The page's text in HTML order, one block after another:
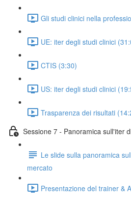
Gli studi clinici nella
UE: iter degli studi clinici
CTIS (3:30)
US: iter degli studi clinici
Trasparenza dei risultati
Sessione 7 - Panoramica sull'iter
Le slide sulla panoramica
mercato
Presentazione del trainer &